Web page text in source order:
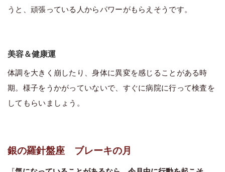
うと、頑張っている人からパワーがもらえそうです。
美容＆健康運
体調を大きく崩したり、身体に異変を感じることがある時
期。様子をうかがっていないで、すぐに病院に行って検査を
してもらいましょう。
銀の羅針盤座 ブレーキの月